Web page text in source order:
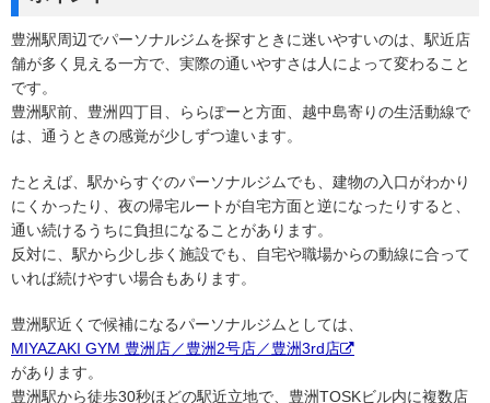
豊洲駅周辺でパーソナルジムを探すときに迷いやすいのは、駅近店
舗が多く見える一方で、実際の通いやすさは人によって変わること
です。
豊洲駅前、豊洲四丁目、ららぽーと方面、越中島寄りの生活動線で
は、通うときの感覚が少しずつ違います。
たとえば、駅からすぐのパーソナルジムでも、建物の入口がわかり
にくかったり、夜の帰宅ルートが自宅方面と逆になったりすると、
通い続けるうちに負担になることがあります。
反対に、駅から少し歩く施設でも、自宅や職場からの動線に合って
いれば続けやすい場合もあります。
豊洲駅近くで候補になるパーソナルジムとしては、
MIYAZAKI GYM 豊洲店／豊洲2号店／豊洲3rd店
があります。
豊洲駅から徒歩30秒ほどの駅近立地で、豊洲TOSKビル内に複数店